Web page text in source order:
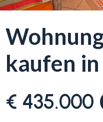
kaufen
€ 435.000
Dienstleistungen
Blumenriviera
Objektsuche
Immobilientyp
Mehrfachauswahl